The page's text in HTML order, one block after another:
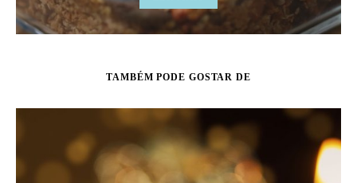
TAMBÉM PODE GOSTAR DE